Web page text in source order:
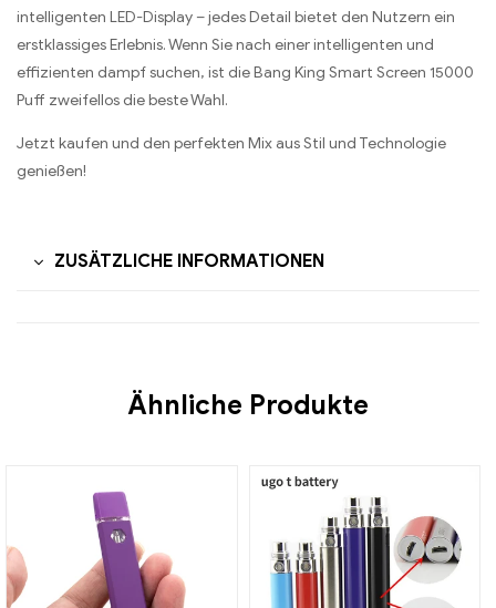
intelligenten LED-Display – jedes Detail bietet den Nutzern ein
erstklassiges Erlebnis. Wenn Sie nach einer intelligenten und
effizienten dampf suchen, ist die Bang King Smart Screen 15000
Puff zweifellos die beste Wahl.
Jetzt kaufen und den perfekten Mix aus Stil und Technologie
genießen!
ZUSÄTZLICHE INFORMATIONEN
Ähnliche Produkte